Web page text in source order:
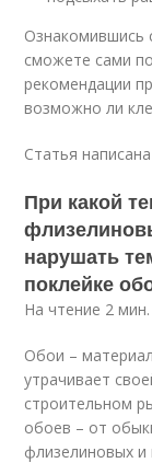
Ознакомившись
сможете сами
рекомендации
возможно ли
Статья
При какой
нарушать
поклейке
На чтение 2 мин.
Обои –
утрачивает
строительном
обоев – от
флизелиновых